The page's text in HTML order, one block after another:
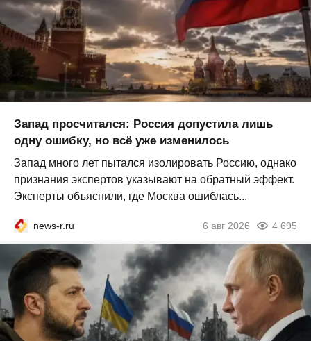
Запад просчитался: Россия допустила лишь
одну ошибку, но всё уже изменилось
Запад много лет пытался изолировать Россию, однако
признания экспертов указывают на обратный эффект.
Эксперты объяснили, где Москва ошиблась...
news-r.ru 6 авг 2026 4 695